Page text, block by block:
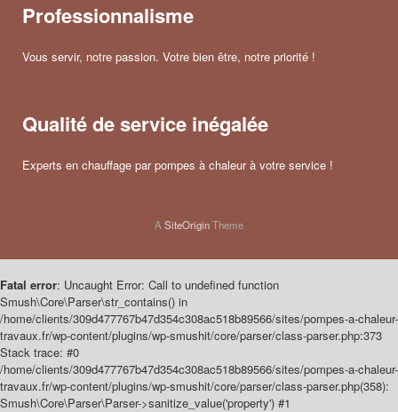
Professionnalisme
Vous servir, notre passion. Votre bien être, notre priorité !
Qualité de service inégalée
Experts en chauffage par pompes à chaleur à votre service !
ASiteOriginTheme
Fatal error: Uncaught Error: Call to undefined function
Smush\Core\Parser\str_contains() in
/home/clients/309d477767b47d354c308ac518b89566/sites/pompes-a-chaleur-
travaux.fr/wp-content/plugins/wp-smushit/core/parser/class-parser.php:373
Stack trace: #0
/home/clients/309d477767b47d354c308ac518b89566/sites/pompes-a-chaleur-
travaux.fr/wp-content/plugins/wp-smushit/core/parser/class-parser.php(358):
Smush\Core\Parser\Parser->sanitize_value('property') #1